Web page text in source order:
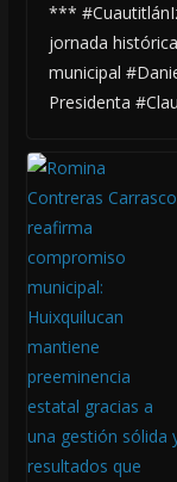
***
jornada
municipal
Presidenta